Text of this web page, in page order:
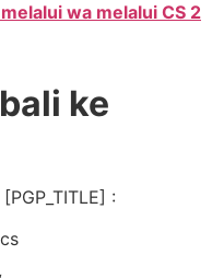
wa melalui CS 2
ke
: